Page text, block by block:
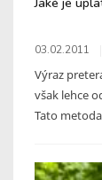
03.02.2011
Výraz
však lehce
Tato